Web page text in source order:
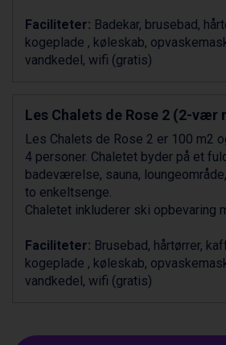
Sölden fra DKK 8.445
Bad Hofgastein fra DKK 5.495
Champoluc fra DKK 3.795
Wagrain fra DKK 4.645
Ischgl fra DKK 7.095
St. Anton fra DKK 7.245
Zell am See fra DKK 4.095
Canazei fra DKK 4.745
Livigno fra DKK 4.145
Ponte di Legno fra DKK 4.745
Bad Gastein fra DKK 4.195
Alleghe fra DKK 5.595
Arabba fra DKK 7.045
Sauze dOulx fra DKK 4.045
Faciliteter: Badekar, brusebad,
kogeplade , køleskab,
vandkedel, wifi (gratis)
Les Chalets de Rose 2 (2-vær
Les Chalets de Rose 2 er 100 m2
4 personer. Chaletet byder på et
badeværelse, sauna,
to enkeltsenge.
Chaletet inkluderer ski opbevaring
Faciliteter: Brusebad, hårtørrer,
kogeplade , køleskab,
vandkedel, wifi (gratis)